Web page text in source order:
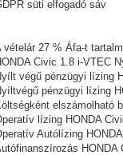
süti elfogadó sáv
vételár 27 % Áfa-t
Civic 1.8 i-VTEC
végű pénzügyi lízing
pénzügyi lízing
elszámolható
lízing HONDA
Autólízing
HONDA